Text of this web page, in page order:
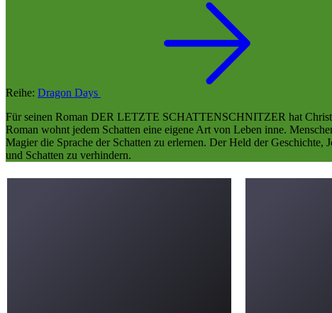
Reihe: Dragon Days
Für seinen Roman DER LETZTE SCHATTENSCHNITZER hat
Roman wohnt jedem Schatten eine eigene Art von Leben inne.
Magier die Sprache der Schatten zu erlernen. Der Held der
und Schatten zu verhindern.